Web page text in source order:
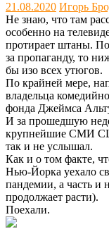
21.08.2020 Игорь
Не знаю, что там
особенно на
протирает штаны.
за пропаганду, то
бы изо всех утюгов.
По крайней мере,
владельца
фонда Джеймса
И за прошедшую
крупнейшие СМИ
так и не услышал.
Как и о том факте,
Нью-Йорка уехало
пандемии, а часть и
продолжает расти).
Поехали.